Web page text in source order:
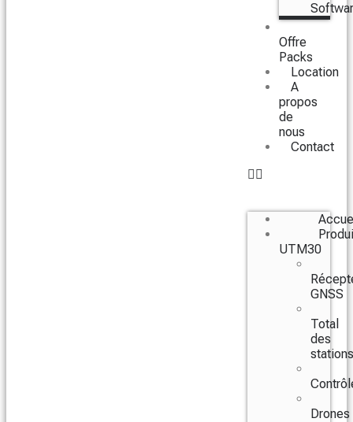
Offre
Packs
Location
A
propos
de
nous
Contact
UTM30
GNSS
Total
des
stations
Drones